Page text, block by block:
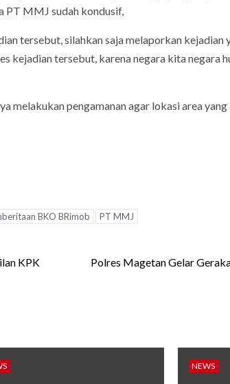
PT MMJ sudah kondusif,
tersebut, silahkan saja melaporkan kejadian
kejadian tersebut, karena negara kita negara
melakukan pengamanan agar lokasi area
BKO BRimob PT MMJ
KPK
Polres Magetan Gelar
NEWS